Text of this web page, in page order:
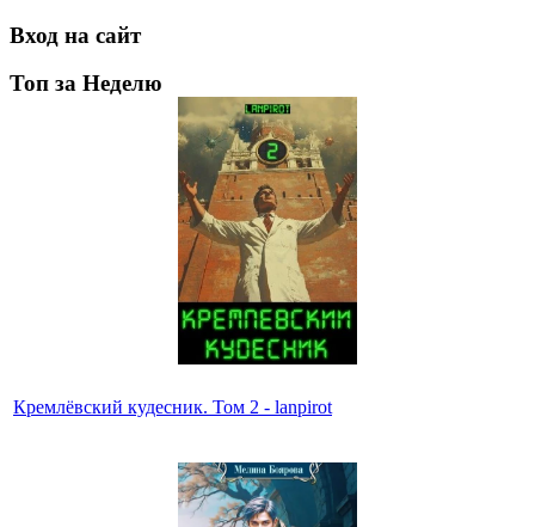
Вход на сайт
Топ за Неделю
Кремлёвский кудесник. Том 2 - lanpirot